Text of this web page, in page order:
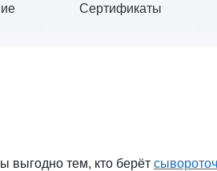
Сертификаты
выгодно тем, кто берёт